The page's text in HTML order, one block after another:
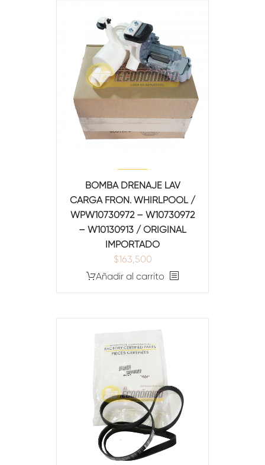
BOMBA DRENAJE LAV
CARGA FRON. WHIRLPOOL /
WPW10730972 – W10730972
– W10130913 / ORIGINAL
IMPORTADO
$163,500
Añadir al carrito